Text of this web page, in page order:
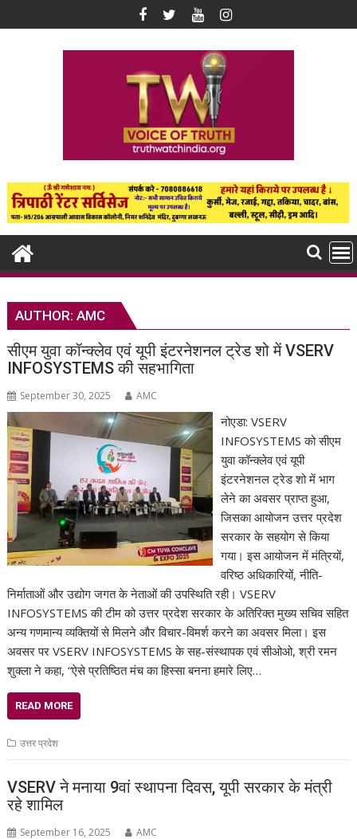
to
AUTHOR:AMC
सीएम युवा कॉन्क्लेव एवं यूपी इंटरनेशनल ट्रेड शो में VSERV
INFOSYSTEMS की सहभागिता
September 30, 2025 AMC
नोएडा: VSERV
INFOSYSTEMS को सीएम
युवा कॉन्क्लेव एवं यूपी
इंटरनेशनल ट्रेड शो में भाग
लेने का अवसर प्राप्त हुआ,
जिसका आयोजन उत्तर प्रदेश
सरकार के सहयोग से किया
गया। इस आयोजन में मंत्रियों,
वरिष्ठ अधिकारियों, नीति-
निर्माताओं और उद्योग जगत के नेताओं की उपस्थिति रही। VSERV
INFOSYSTEMS की टीम को उत्तर प्रदेश सरकार के अतिरिक्त मुख्य सचिव सहित
अन्य गणमान्य व्यक्तियों से मिलने और विचार-विमर्श करने का अवसर मिला। इस
अवसर पर VSERV INFOSYSTEMS के सह-संस्थापक एवं सीओओ, श्री रमन
शुक्ला ने कहा, “ऐसे प्रतिष्ठित मंच का हिस्सा बनना हमारे लिए…
READ MORE
उत्तर प्रदेश
VSERV ने मनाया 9वां स्थापना दिवस, यूपी सरकार के मंत्री
रहे शामिल
September 16, 2025 AMC